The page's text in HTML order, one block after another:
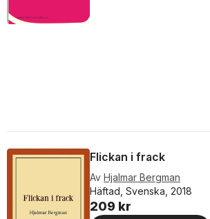
Flickan i frack
Av Hjalmar Bergman
Häftad, Svenska, 2018
209 kr